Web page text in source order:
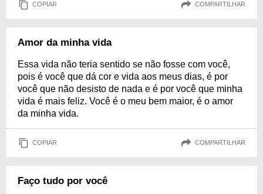
COPIAR COMPARTILHAR
Amor da minha vida
Essa vida não teria sentido se não fosse com você,
pois é você que dá cor e vida aos meus dias, é por
você que não desisto de nada e é por você que minha
vida é mais feliz. Você é o meu bem maior, é o amor
da minha vida.
COPIAR COMPARTILHAR
Faço tudo por você